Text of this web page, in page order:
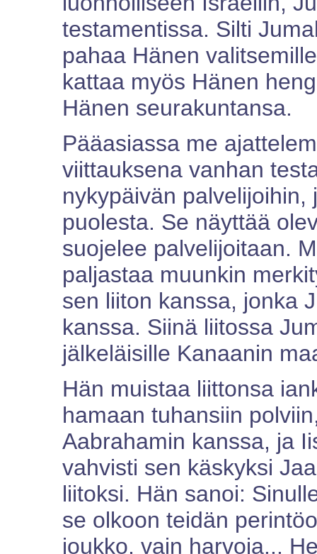
testamentissa. Silti
pahaa Hänen
kattaa myös Hänen
Hänen seurakuntansa.
Pääasiassa me
viittauksena vanhan
nykypäivän
puolesta. Se näyttää
suojelee palvelijoitaan.
paljastaa muunkin
sen liiton kanssa, jonka
kanssa. Siinä liitossa
jälkeläisille Kanaanin
Hän muistaa liittonsa
hamaan tuhansiin
Aabrahamin kanssa, ja
vahvisti sen käskyksi
liitoksi. Hän sanoi:
se olkoon teidän
joukko, vain harvoja...